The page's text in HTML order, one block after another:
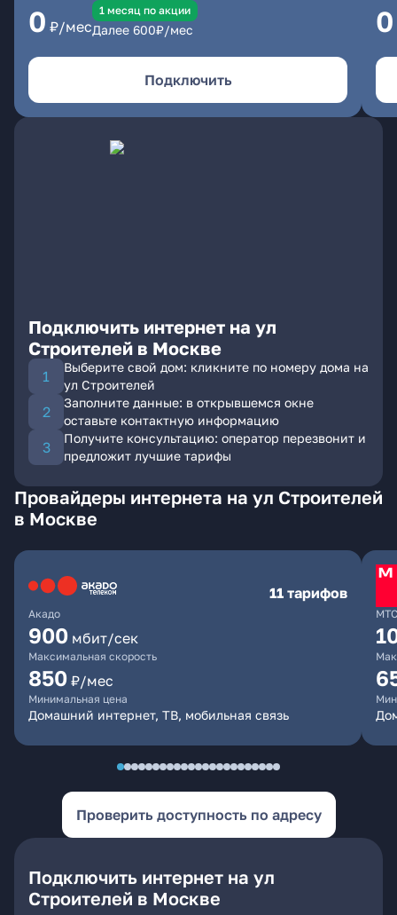
0 ₽/мес
1 месяц по акции
Далее 600₽/мес
Подключить
0
Подключить интернет на ул
Строителей в Москве
Выберите свой дом: кликните по номеру дома на
ул Строителей
Заполните данные: в открывшемся окне
оставьте контактную информацию
Получите консультацию: оператор перезвонит и
предложит лучшие тарифы
Провайдеры интернета на ул Строителей
в Москве
Акадо
11 тарифов
900 мбит/сек
Максимальная скорость
850 ₽/мес
Минимальная цена
Домашний интернет, ТВ, мобильная связь
МТС
Проверить доступность по адресу
Подключить интернет на ул
Строителей в Москве